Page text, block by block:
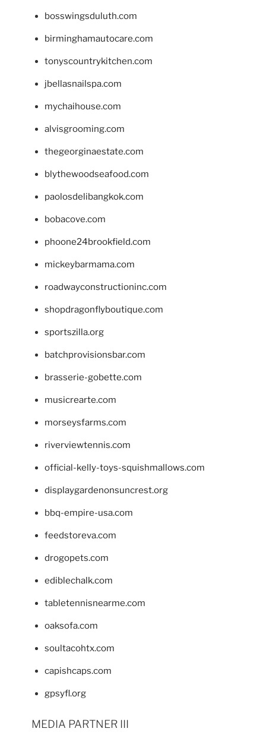
bosswingsduluth.com
birminghamautocare.com
tonyscountrykitchen.com
jbellasnailspa.com
mychaihouse.com
alvisgrooming.com
thegeorginaestate.com
blythewoodseafood.com
paolosdelibangkok.com
bobacove.com
phoone24brookfield.com
mickeybarmama.com
roadwayconstructioninc.com
shopdragonflyboutique.com
sportszilla.org
batchprovisionsbar.com
brasserie-gobette.com
musicrearte.com
morseysfarms.com
riverviewtennis.com
official-kelly-toys-squishmallows.com
displaygardenonsuncrest.org
bbq-empire-usa.com
feedstoreva.com
drogopets.com
ediblechalk.com
tabletennisnearme.com
oaksofa.com
soultacohtx.com
capishcaps.com
gpsyfl.org
MEDIA PARTNER III